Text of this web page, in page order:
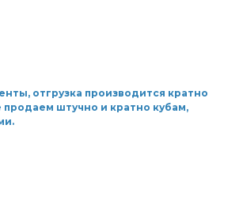
отгрузка производится кратно
штучно и кратно кубам,